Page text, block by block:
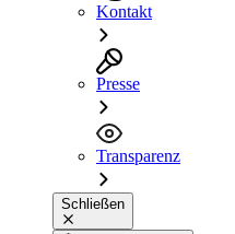
Kontakt
Presse
Transparenz
Schließen